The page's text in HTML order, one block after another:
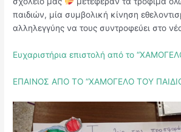
παιδιών, μία συμβολική κίνηση
αλληλεγγύης να τους συντροφεύει στο
Ευχαριστήρια επιστολή από το
ΕΠΑΙΝΟΣ ΑΠΟ ΤΟ “ΧΑΜΟΓΕΛΟ ΤΟΥ